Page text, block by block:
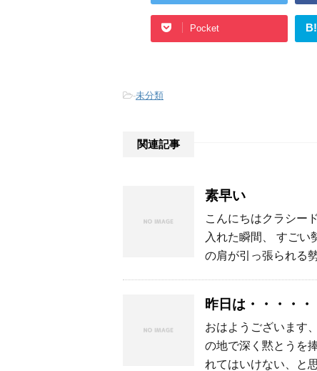
Pocket B!
-未分類
関連記事
素早い
こんにちはクラシー
入れた瞬間、 すごい
の肩が引っ張られる
昨日は・・・・・
おはようございます
の地で深く黙とうを
れてはいけない、と